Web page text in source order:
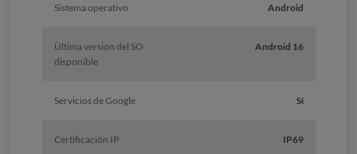
Sistema operativo Android
Ùltima versión del SO
disponible
Android 16
Servicios de Google Sí
Certificación IP IP69